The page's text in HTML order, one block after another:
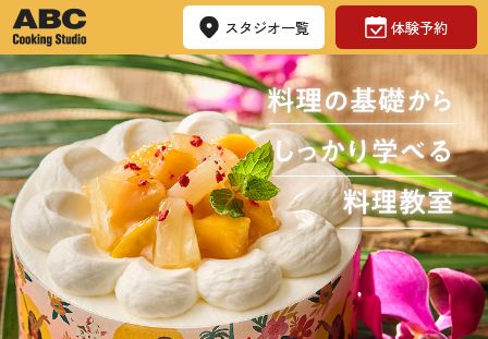
スタジオ一覧 体験予約